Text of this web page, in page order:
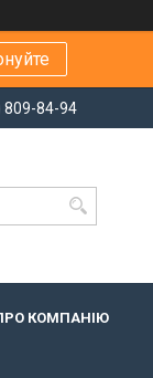
809-84-94
КОМПАНІЮ